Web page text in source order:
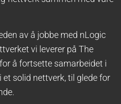
av å jobbe med nLogic
vi leverer på The
å fortsette samarbeidet i
solid nettverk, til glede for